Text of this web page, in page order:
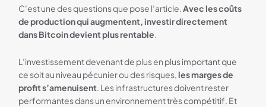
C’est une des questions que pose l’article.Avec les coûts
de production qui augmentent, investir directement
dans Bitcoin devient plus rentable.
L’investissement devenant de plus en plus important que
ce soit au niveau pécunier ou des risques, les marges de
profit s’amenuisent. Les infrastructures doivent rester
performantes dans un environnement très compétitif. Et